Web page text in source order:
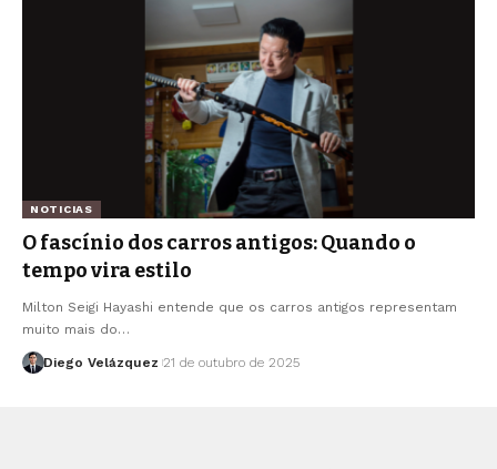
NOTICIAS
O fascínio dos carros antigos: Quando o
tempo vira estilo
Milton Seigi Hayashi entende que os carros antigos representam
muito mais do…
Diego Velázquez 21 de outubro de 2025